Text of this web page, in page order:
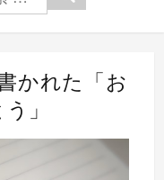
かれた「お
」